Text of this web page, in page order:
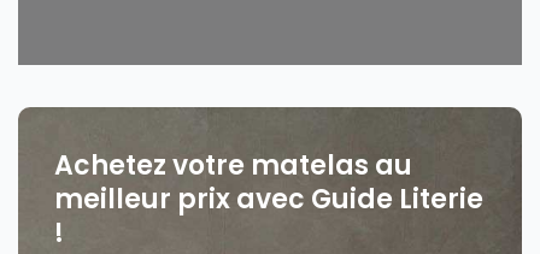
Achetez votre matelas au
meilleur prix avec Guide Literie
!